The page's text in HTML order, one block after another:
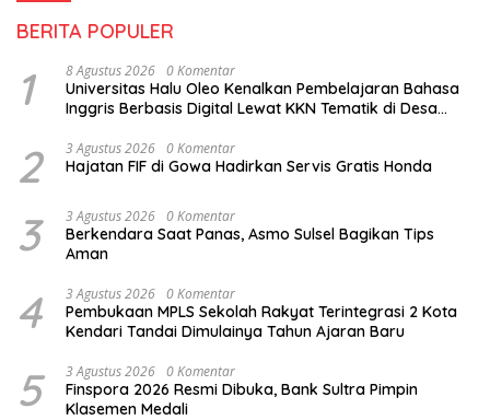
BERITA POPULER
1 8 Agustus 2026 0 Komentar
Universitas Halu Oleo Kenalkan Pembelajaran Bahasa
Inggris Berbasis Digital Lewat KKN Tematik di Desa
2 3 Agustus 2026 0 Komentar
Hajatan FIF di Gowa Hadirkan Servis Gratis Honda
3 3 Agustus 2026 0 Komentar
Berkendara Saat Panas, Asmo Sulsel Bagikan Tips
Aman
4 3 Agustus 2026 0 Komentar
Pembukaan MPLS Sekolah Rakyat Terintegrasi 2 Kota
Kendari Tandai Dimulainya Tahun Ajaran Baru
5 3 Agustus 2026 0 Komentar
Finspora 2026 Resmi Dibuka, Bank Sultra Pimpin
Klasemen Medali